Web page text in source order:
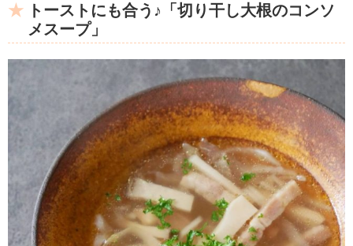
トーストにも合う♪「切り干し大根のコンソ
メスープ」